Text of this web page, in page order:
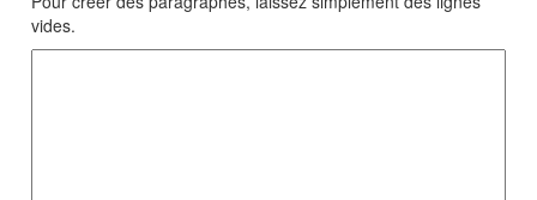
vides.